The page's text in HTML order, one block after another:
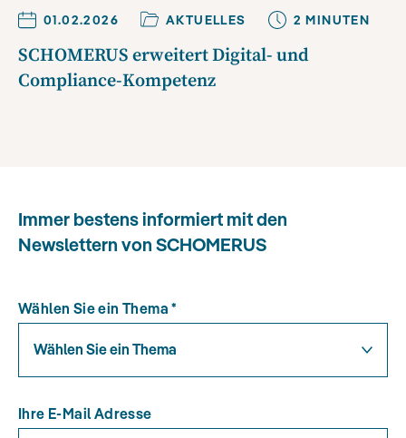
01.02.2026 AKTUELLES 2 MINUTEN
SCHOMERUS erweitert Digital- und
Compliance-Kompetenz
Immer bestens informiert mit den
Newslettern von SCHOMERUS
Wählen Sie ein Thema *
Wählen Sie ein Thema
Ihre E-Mail Adresse